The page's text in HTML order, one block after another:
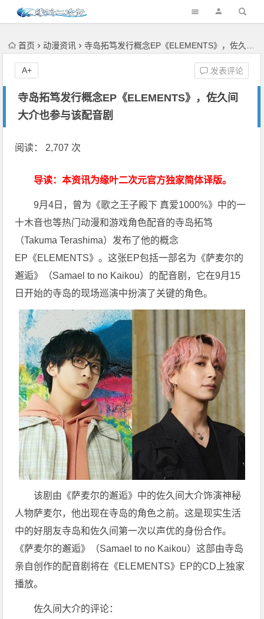
首页 动漫资讯 寺岛拓笃发行概念EP《ELEMENTS》，佐久间大介也参与该配音剧
寺岛拓笃发行概念EP《ELEMENTS》，佐久间
大介也参与该配音剧
发表评论
A+
阅读： 2,707 次
导读：本资讯为缘叶二次元官方独家简体译版。
9月4日，曾为《歌之王子殿下 真爱1000%》中的一
十木音也等热门动漫和游戏角色配音的寺岛拓笃
（Takuma Terashima）发布了他的概念
EP《ELEMENTS》。这张EP包括一部名为《萨麦尔的
邂逅》（Samael to no Kaikou）的配音剧，它在9月15
日开始的寺岛的现场巡演中扮演了关键的角色。
该剧由《萨麦尔的邂逅》中的佐久间大介饰演神秘
人物萨麦尔，他出现在寺岛的角色之前。这是现实生活
中的好朋友寺岛和佐久间第一次以声优的身份合作。
《萨麦尔的邂逅》（Samael to no Kaikou）这部由寺岛
亲自创作的配音剧将在《ELEMENTS》EP的CD上独家
播放。
佐久间大介的评论：